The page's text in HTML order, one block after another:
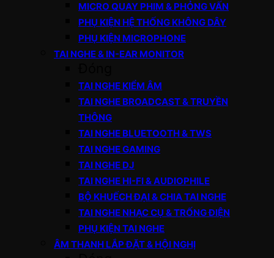
MICRO QUAY PHIM & PHỎNG VẤN
PHỤ KIỆN HỆ THỐNG KHÔNG DÂY
PHỤ KIỆN MICROPHONE
TAI NGHE & IN-EAR MONITOR
TAI NGHE KIỂM ÂM
TAI NGHE BROADCAST & TRUYỀN
THÔNG
TAI NGHE BLUETOOTH & TWS
TAI NGHE GAMING
TAI NGHE DJ
TAI NGHE HI-FI & AUDIOPHILE
BỘ KHUẾCH ĐẠI & CHIA TAI NGHE
TAI NGHE NHẠC CỤ & TRỐNG ĐIỆN
PHỤ KIỆN TAI NGHE
ÂM THANH LẮP ĐẶT & HỘI NGHỊ